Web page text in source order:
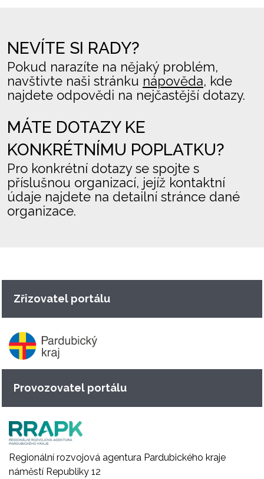
NEVÍTE SI RADY?
Pokud narazíte na nějaký problém,
navštivte naši stránku nápověda, kde
najdete odpovědi na nejčastější dotazy.
MÁTE DOTAZY KE
KONKRÉTNÍMU POPLATKU?
Pro konkrétní dotazy se spojte s
příslušnou organizací, jejíž kontaktní
údaje najdete na detailní stránce dané
organizace.
Zřizovatel portálu
Provozovatel portálu
Regionální rozvojová agentura Pardubického kraje
náměstí Republiky 12